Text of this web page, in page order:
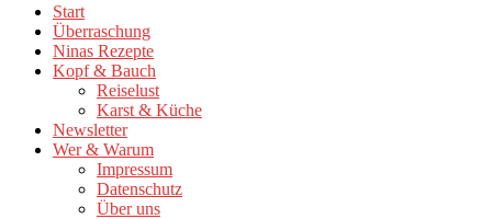
Start
Überraschung
Ninas Rezepte
Kopf & Bauch
Reiselust
Karst & Küche
Newsletter
Wer & Warum
Impressum
Datenschutz
Über uns